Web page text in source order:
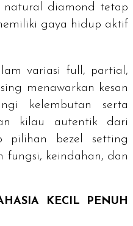
natural diamond tetap
gaya hidup aktif
variasi full, partial,
menawarkan kesan
kelembutan serta
kilau autentik dari
pilihan
bezel setting
fungsi, keindahan, dan
KECIL PENUH